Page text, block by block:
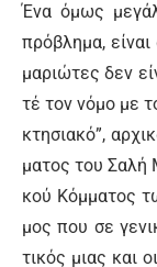
Έ­να ό­μως
πρό­βλη­μα,
μα­ριώ­τες δεν
τέ τον νό­μο με
κτη­σια­κό”,
μα­τος του Σα­λή
κού Κόμ­μα­τος
μος που σε
τι­κός μιας και